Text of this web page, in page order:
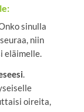
sinulla
niin
eläimelle.
.
oireita,